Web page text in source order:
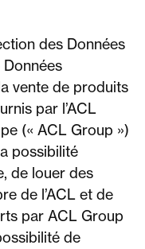
des Données
vente de produits
par l’ACL
(« ACL Group »)
possibilité
de louer des
de l’ACL et de
par ACL Group
de